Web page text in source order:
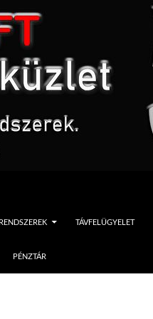
TÁVFELÜGYELET
PÉNZTÁR